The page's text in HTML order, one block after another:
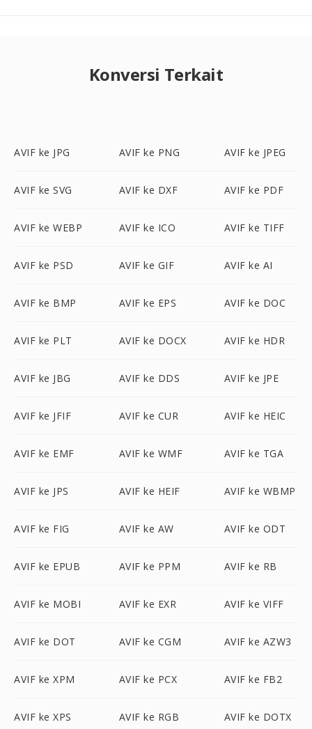
Konversi Terkait
AVIF ke JPG AVIF ke PNG AVIF ke JPEG
AVIF ke SVG AVIF ke DXF AVIF ke PDF
AVIF ke WEBP AVIF ke ICO AVIF ke TIFF
AVIF ke PSD AVIF ke GIF AVIF ke AI
AVIF ke BMP AVIF ke EPS AVIF ke DOC
AVIF ke PLT AVIF ke DOCX AVIF ke HDR
AVIF ke JBG AVIF ke DDS AVIF ke JPE
AVIF ke JFIF AVIF ke CUR AVIF ke HEIC
AVIF ke EMF AVIF ke WMF AVIF ke TGA
AVIF ke JPS AVIF ke HEIF AVIF ke WBMP
AVIF ke FIG AVIF ke AW AVIF ke ODT
AVIF ke EPUB AVIF ke PPM AVIF ke RB
AVIF ke MOBI AVIF ke EXR AVIF ke VIFF
AVIF ke DOT AVIF ke CGM AVIF ke AZW3
AVIF ke XPM AVIF ke PCX AVIF ke FB2
AVIF ke XPS AVIF ke RGB AVIF ke DOTX